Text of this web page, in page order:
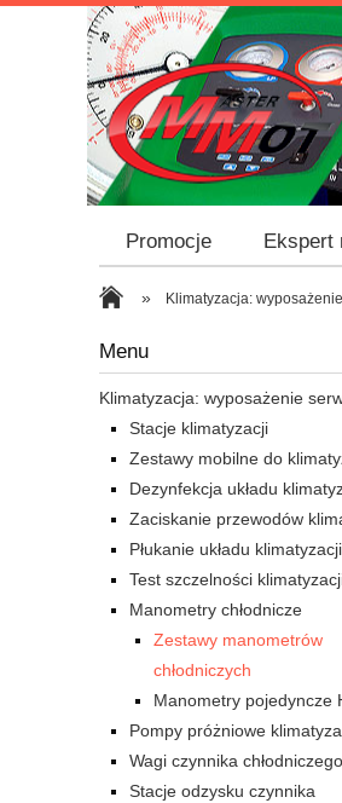
Promocje Ekspert
» Klimatyzacja:
Menu
Klimatyzacja: wyposażenie
Stacje klimatyzacji
Zestawy mobilne do
Dezynfekcja układu
Zaciskanie przewodów
Płukanie układu klimatyzacji
Test szczelności
Manometry chłodnicze
Zestawy manometrów
chłodniczych
Manometry pojedyncze
Pompy próżniowe
Wagi czynnika chłodniczego
Stacje odzysku czynnika